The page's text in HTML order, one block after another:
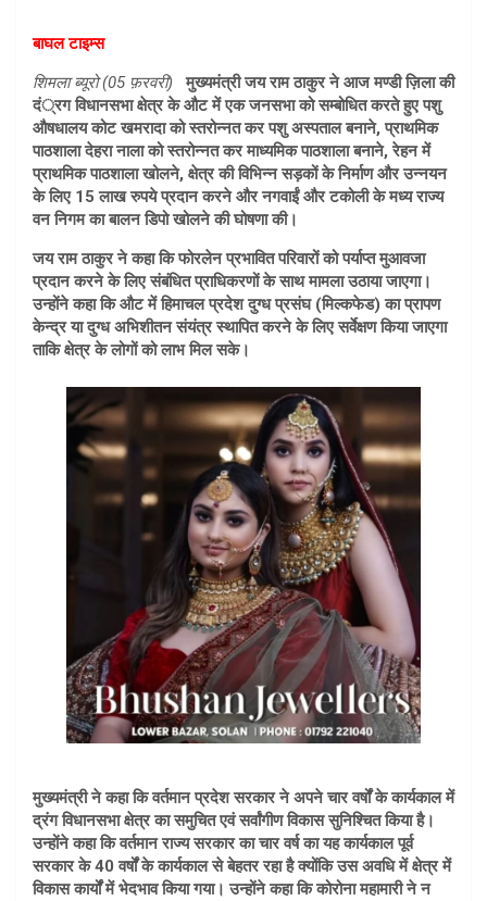
बाघल टाइम्स
शिमला ब्यूरो (05 फ़रवरी) मुख्यमंत्री जय राम ठाकुर ने आज मण्डी ज़िला की
दं्रग विधानसभा क्षेत्र के औट में एक जनसभा को सम्बोधित करते हुए पशु
औषधालय कोट खमरादा को स्तरोन्नत कर पशु अस्पताल बनाने, प्राथमिक
पाठशाला देहरा नाला को स्तरोन्नत कर माध्यमिक पाठशाला बनाने, रेहन में
प्राथमिक पाठशाला खोलने, क्षेत्र की विभिन्न सड़कों के निर्माण और उन्नयन
के लिए 15 लाख रुपये प्रदान करने और नगवाईं और टकोली के मध्य राज्य
वन निगम का बालन डिपो खोलने की घोषणा की।
जय राम ठाकुर ने कहा कि फोरलेन प्रभावित परिवारों को पर्याप्त मुआवजा
प्रदान करने के लिए संबंधित प्राधिकरणों के साथ मामला उठाया जाएगा।
उन्होंने कहा कि औट में हिमाचल प्रदेश दुग्ध प्रसंघ (मिल्कफेड) का प्रापण
केन्द्र या दुग्ध अभिशीतन संयंत्र स्थापित करने के लिए सर्वेक्षण किया जाएगा
ताकि क्षेत्र के लोगों को लाभ मिल सके।
मुख्यमंत्री ने कहा कि वर्तमान प्रदेश सरकार ने अपने चार वर्षों के कार्यकाल में
द्रंग विधानसभा क्षेत्र का समुचित एवं सर्वांगीण विकास सुनिश्चित किया है।
उन्होंने कहा कि वर्तमान राज्य सरकार का चार वर्ष का यह कार्यकाल पूर्व
सरकार के 40 वर्षों के कार्यकाल से बेहतर रहा है क्योंकि उस अवधि में क्षेत्र में
विकास कार्यों में भेदभाव किया गया। उन्होंने कहा कि कोरोना महामारी ने न